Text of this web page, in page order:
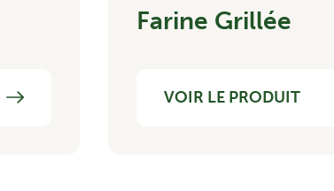
Farine Grillée
VOIR LE PRODUIT